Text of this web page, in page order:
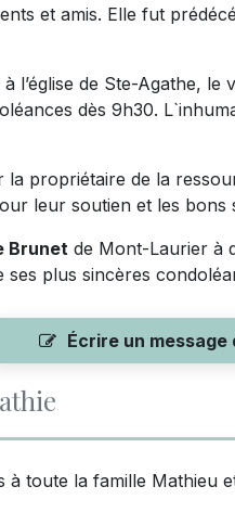
et amis. Elle fut
l’église de Ste-Agathe,
dès 9h30.
la propriétaire de la
leur soutien et les bons
Brunet de Mont-Laurier à
plus sincères
Écrire un
à toute la famille Mathieu